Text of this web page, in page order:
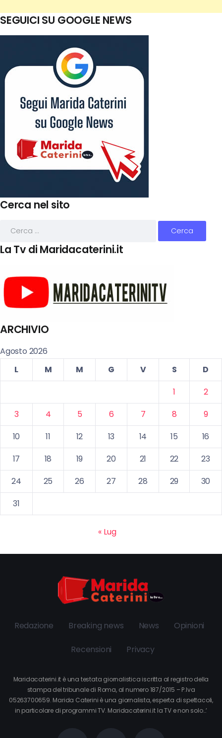
SEGUICI SU GOOGLE NEWS
Cerca nel sito
La Tv di Maridacaterini.it
ARCHIVIO
Agosto 2026
L
M M G V S
D
1
2
3
4 5 6 7 8
9
10
11 12 13 14 15
16
17
18 19 20 21 22
23
24
25 26 27 28 29
30
31
« Lug
Redazione Breaking news News Opinioni
Recensioni Privacy
Maridacaterini.it è una testata giornalistica iscritta al registro della
stampa del tribunale di Roma, al numero 187/2015 – P.Iva
05263700659. Marida Caterini è una giornalista, esperta di spettacoli,
in particolare di programmi TV. Maridacaterini.it la TV e non solo…’